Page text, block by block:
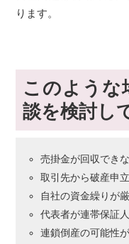
ります。
このような
談を検討し
売掛金が回収でき
取引先から破産申
自社の資金繰りが
代表者が連帯保証
連鎖倒産の可能性